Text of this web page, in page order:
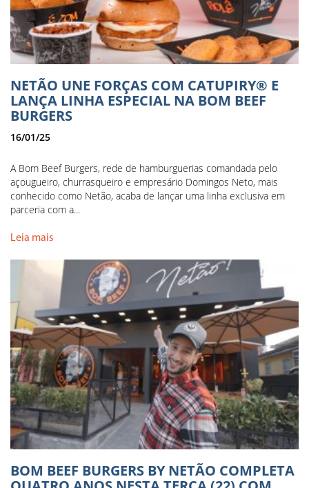
NETÃO UNE FORÇAS COM CATUPIRY® E
LANÇA LINHA ESPECIAL NA BOM BEEF
BURGERS
16/01/25
A Bom Beef Burgers, rede de hamburguerias comandada pelo
açougueiro, churrasqueiro e empresário Domingos Neto, mais
conhecido como Netão, acaba de lançar uma linha exclusiva em
parceria com a...
Leia mais
BOM BEEF BURGERS BY NETÃO COMPLETA